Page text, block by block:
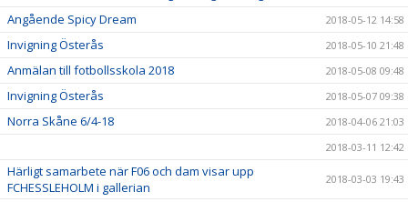
Angående Spicy Dream 2018-05-12 14:58
Invigning Österås 2018-05-10 21:48
Anmälan till fotbollsskola 2018 2018-05-08 09:48
Invigning Österås 2018-05-07 09:38
Norra Skåne 6/4-18
2018-04-06 21:03
2018-03-11 12:42
Härligt samarbete när F06 och dam visar upp
FCHESSLEHOLM i gallerian
2018-03-03 19:43